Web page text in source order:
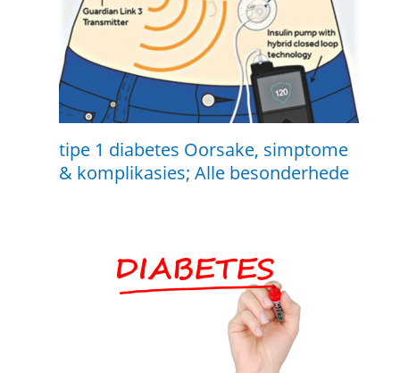
tipe 1 diabetes Oorsake, simptome
& komplikasies; Alle besonderhede